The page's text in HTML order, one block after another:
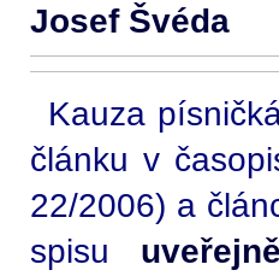
Josef Švéda
Kauza
článku v
22/2006) a
spisu